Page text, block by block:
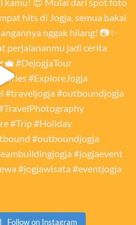
Follow on Instagram